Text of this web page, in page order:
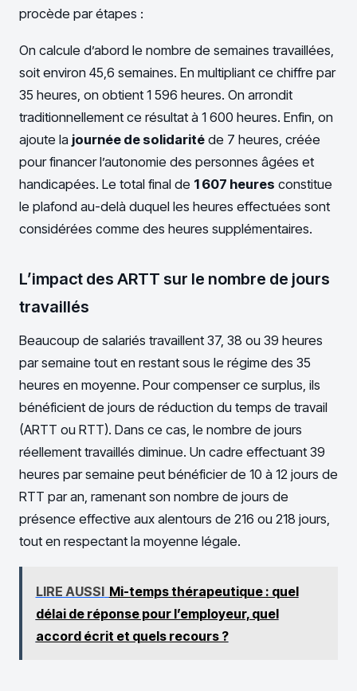
procède par étapes :
On calcule d’abord le nombre de semaines travaillées,
soit environ 45,6 semaines. En multipliant ce chiffre par
35 heures, on obtient 1 596 heures. On arrondit
traditionnellement ce résultat à 1 600 heures. Enfin, on
ajoute la journée de solidarité de 7 heures, créée
pour financer l’autonomie des personnes âgées et
handicapées. Le total final de 1 607 heures constitue
le plafond au-delà duquel les heures effectuées sont
considérées comme des heures supplémentaires.
L’impact des ARTT sur le nombre de jours
travaillés
Beaucoup de salariés travaillent 37, 38 ou 39 heures
par semaine tout en restant sous le régime des 35
heures en moyenne. Pour compenser ce surplus, ils
bénéficient de jours de réduction du temps de travail
(ARTT ou RTT). Dans ce cas, le nombre de jours
réellement travaillés diminue. Un cadre effectuant 39
heures par semaine peut bénéficier de 10 à 12 jours de
RTT par an, ramenant son nombre de jours de
présence effective aux alentours de 216 ou 218 jours,
tout en respectant la moyenne légale.
LIRE AUSSI Mi-temps thérapeutique : quel
délai de réponse pour l’employeur, quel
accord écrit et quels recours ?